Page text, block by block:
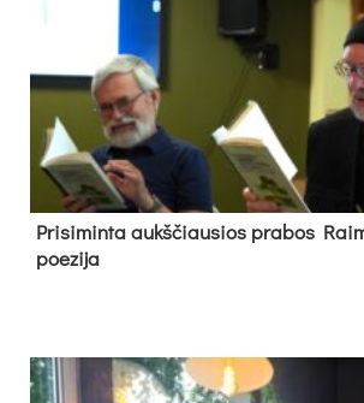
Pri­si­min­ta aukš­čiau­sios pra­bos
poe­zi­ja